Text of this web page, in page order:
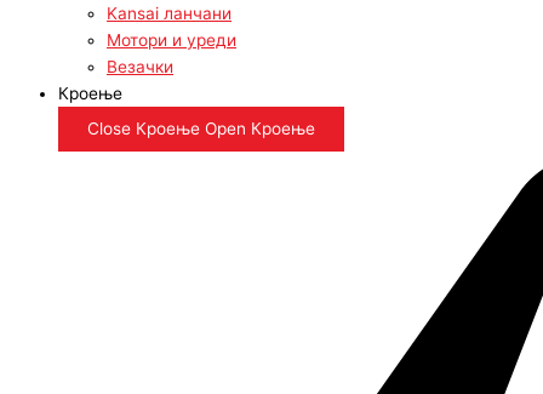
Kansai ланчани
Мотори и уреди
Везачки
Кроење
Close Кроење Open Кроење